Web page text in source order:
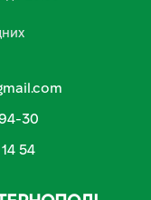
30
54